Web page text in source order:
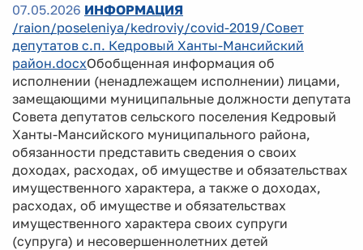
07.05.2026 ИНФОРМАЦИЯ
/raion/poseleniya/kedroviy/covid-2019/Совет
депутатов с.п. Кедровый Ханты-Мансийский
район.docxОбобщенная информация об
исполнении (ненадлежащем исполнении) лицами,
замещающими муниципальные должности депутата
Совета депутатов сельского поселения Кедровый
Ханты-Мансийского муниципального района,
обязанности представить сведения о своих
доходах, расходах, об имуществе и обязательствах
имущественного характера, а также о доходах,
расходах, об имуществе и обязательствах
имущественного характера своих супруги
(супруга) и несовершеннолетних детей